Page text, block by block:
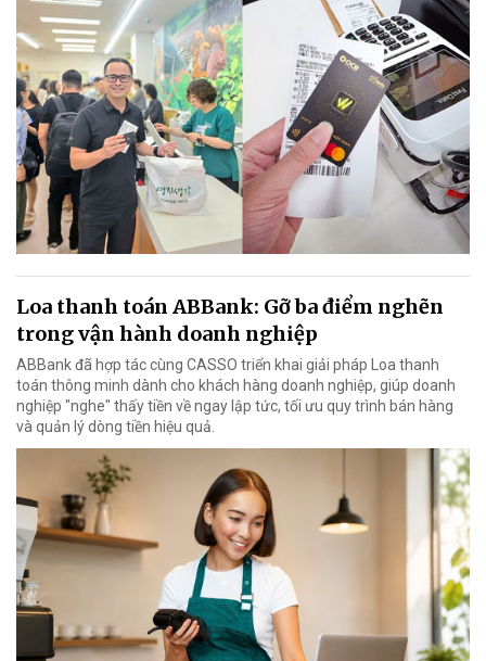
Loa thanh toán ABBank: Gỡ ba điểm nghẽn
trong vận hành doanh nghiệp
ABBank đã hợp tác cùng CASSO triển khai giải pháp Loa thanh
toán thông minh dành cho khách hàng doanh nghiệp, giúp doanh
nghiệp "nghe" thấy tiền về ngay lập tức, tối ưu quy trình bán hàng
và quản lý dòng tiền hiệu quả.